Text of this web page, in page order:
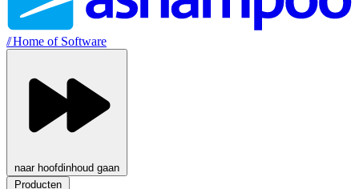
//Home of Software
naar hoofdinhoud gaan
Producten